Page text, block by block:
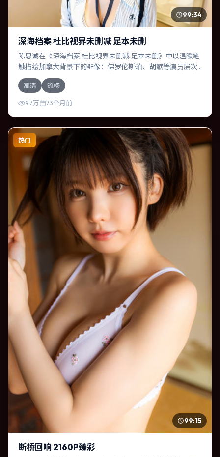
99:34
深海档案 杜比视界未删减 足本未删
陈思诚在《深海档案 杜比视界未删减 足本未删》中以温暖笔
触描绘加拿大背景下的群像：佛罗伦斯·珀、胡歌等演员层次
丰富。作为一部奇幻作品，故事从日常裂缝切入，逐步推向
不可逆转的结局；视听语言统一，情感落点克制有力。
高清 流畅
9.7万 73个月前
热门
99:15
断桥回响 2160P臻彩